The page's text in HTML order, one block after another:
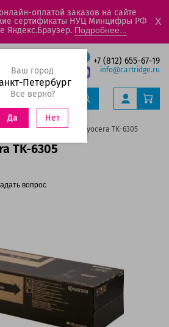
оплатой заказов на сайте
сертификаты НУЦ Минцифры РФ
Яндекс.Браузер. Подробнее...
X
+7 (812) 655-67-19
info@cartridge.ru
Ваш город
Петербург
Все верно?
Да Нет
Картридж Kyocera TK-6305
TK-6305
вопрос